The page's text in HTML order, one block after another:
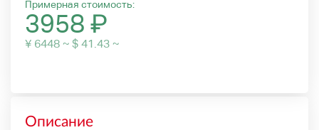
Примерная стоимость:
3958 ₽
¥ 6448 ~ $ 41.43 ~
Описание